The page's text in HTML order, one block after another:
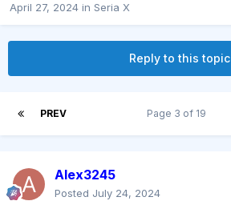
April 27, 2024 in Seria X
Reply to this topic
PREV Page 3 of 19
Alex3245
Posted July 24, 2024